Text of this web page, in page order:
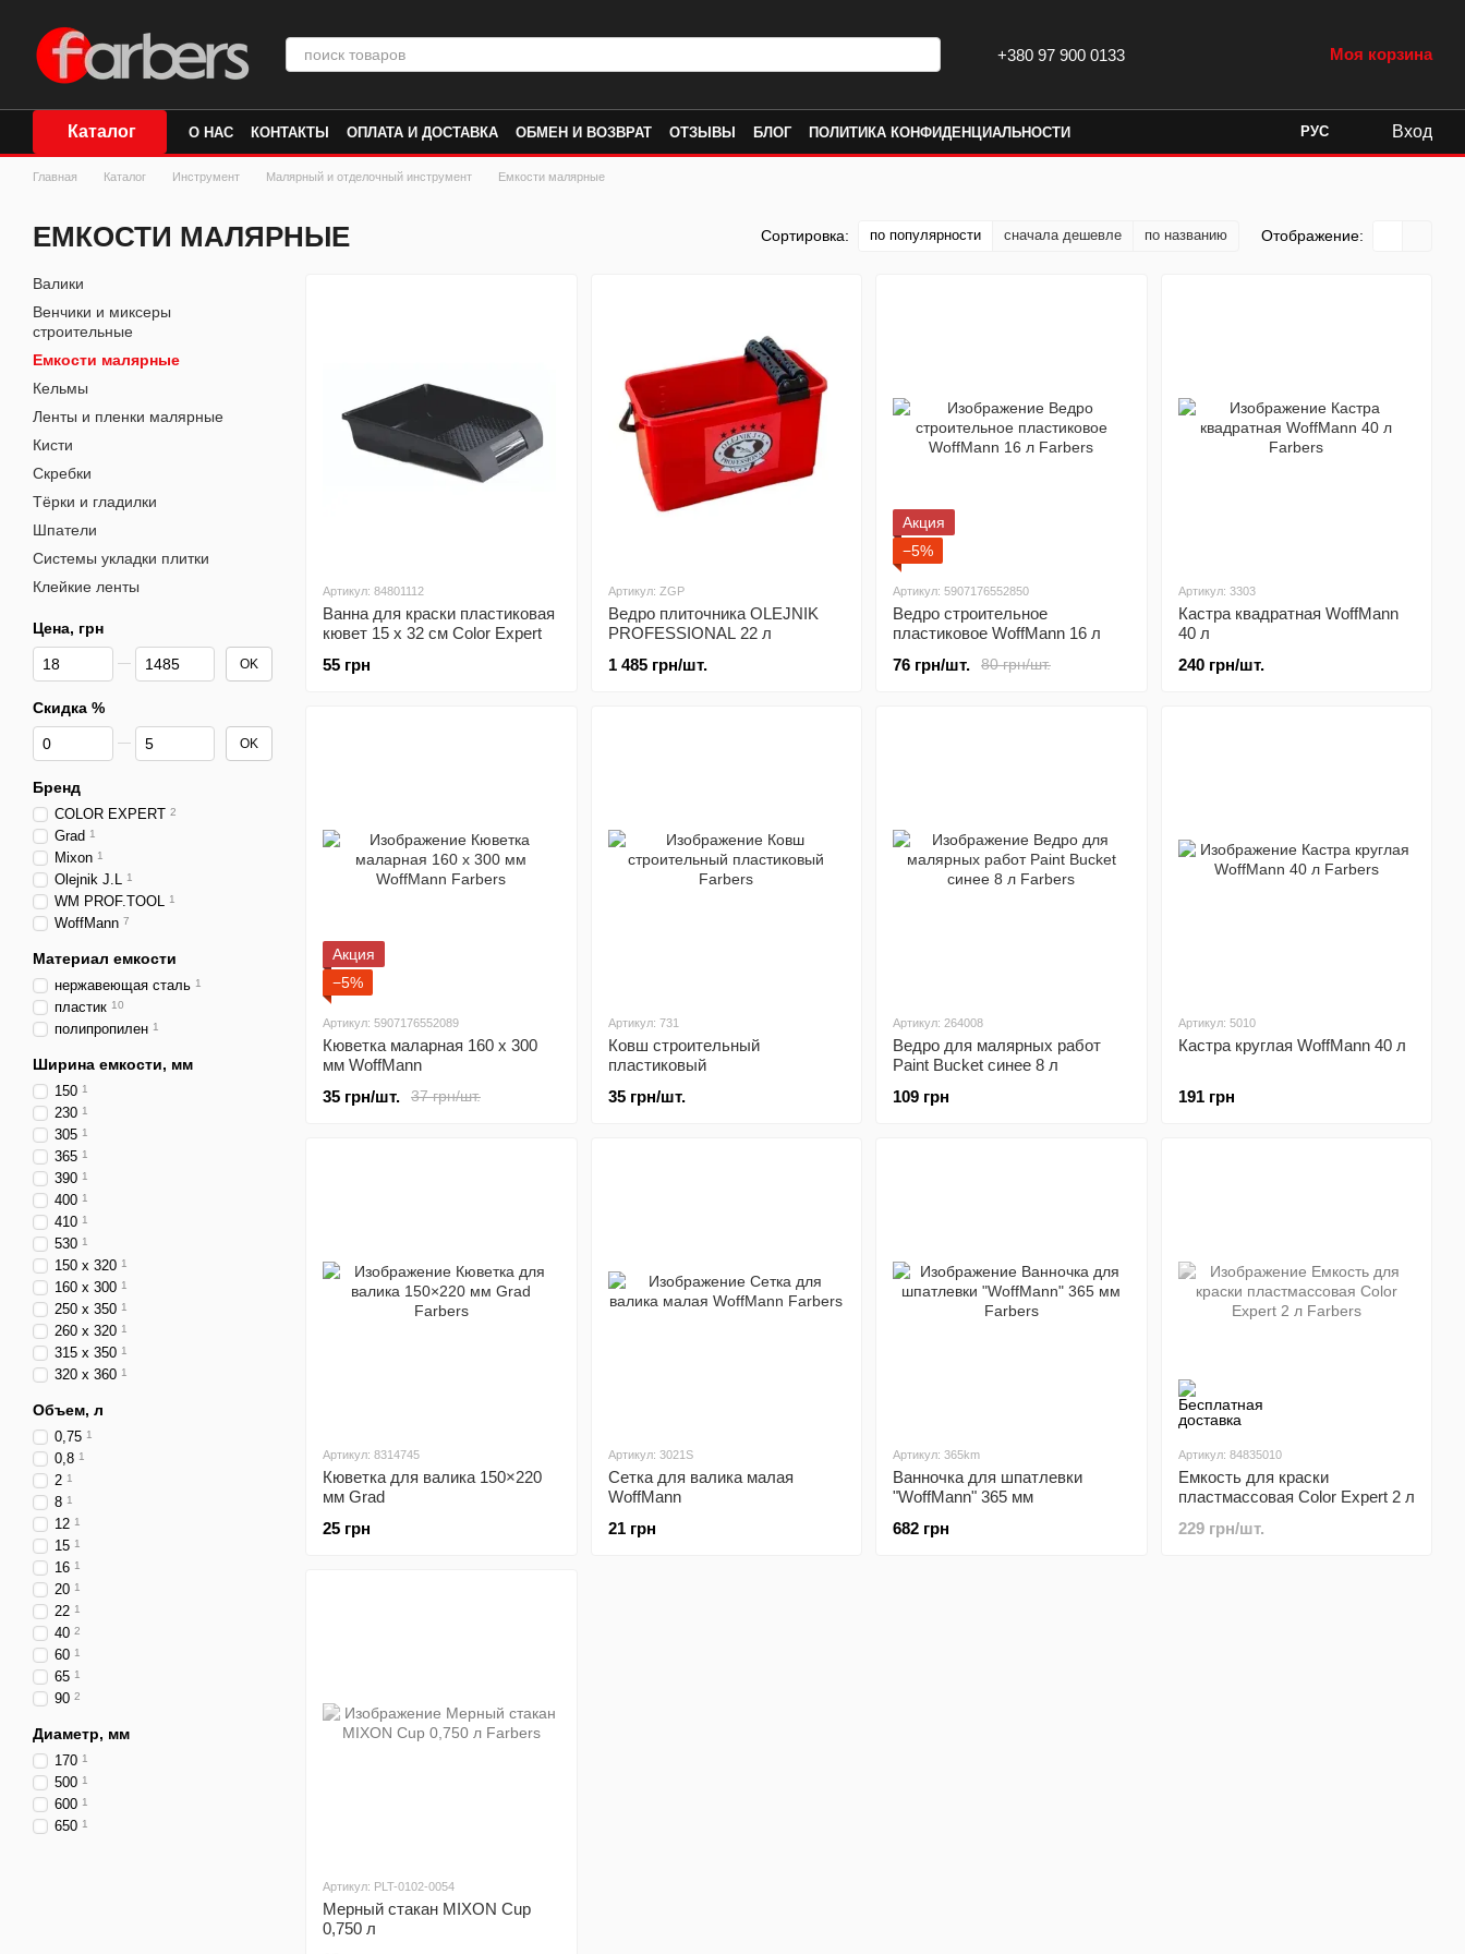
+380 97 900 0133 Моя корзина
Каталог О НАС КОНТАКТЫ ОПЛАТА И ДОСТАВКА ОБМЕН И ВОЗВРАТ ОТЗЫВЫ БЛОГ ПОЛИТИКА КОНФИДЕНЦИАЛЬНОСТИ РУС Вход
Главная Каталог Инструмент Малярный и отделочный инструмент Емкости малярные
ЕМКОСТИ МАЛЯРНЫЕ Сортировка: по популярности сначала дешевле по названию Отображение:
Артикул: 84801112
Ванна для краски пластиковая
кювет 15 х 32 см Color Expert
55 грн
Артикул: ZGP
Ведро плиточника OLEJNIK
PROFESSIONAL 22 л
1 485 грн/шт.
Акция
−5%
Артикул: 5907176552850
Ведро строительное
пластиковое WoffMann 16 л
80 грн/шт.
76 грн/шт.
Артикул: 3303
Кастра квадратная WoffMann
40 л
240 грн/шт.
Акция
−5%
Артикул: 5907176552089
Кюветка маларная 160 х 300
мм WoffMann
37 грн/шт.
35 грн/шт.
Артикул: 731
Ковш строительный
пластиковый
35 грн/шт.
Артикул: 264008
Ведро для малярных работ
Paint Bucket синее 8 л
109 грн
Артикул: 5010
Кастра круглая WoffMann 40 л
191 грн
Артикул: 8314745
Кюветка для валика 150×220
мм Grad
25 грн
Артикул: 3021S
Сетка для валика малая
WoffMann
21 грн
Артикул: 365km
Ванночка для шпатлевки
"WoffMann" 365 мм
682 грн
Артикул: 84835010
Емкость для краски
пластмассовая Color Expert 2 л
229 грн/шт.
Артикул: PLT-0102-0054
Мерный стакан MIXON Cup
0,750 л
Валики
Венчики и миксеры
строительные
Емкости малярные
Кельмы
Ленты и пленки малярные
Кисти
Скребки
Тёрки и гладилки
Шпатели
Системы укладки плитки
Клейкие ленты
Цена, грн
От Цена, грн
До Цена, грн OK
Скидка %
От Скидка %
До Скидка % OK
Бренд
COLOR EXPERT 2
Grad 1
Mixon 1
Olejnik J.L 1
WM PROF.TOOL 1
WoffMann 7
Материал емкости
нержавеющая сталь 1
пластик 10
полипропилен 1
Ширина емкости, мм
150 1
230 1
305 1
365 1
390 1
400 1
410 1
530 1
150 х 320 1
160 х 300 1
250 х 350 1
260 х 320 1
315 х 350 1
320 х 360 1
Объем, л
0,75 1
0,8 1
2 1
8 1
12 1
15 1
16 1
20 1
22 1
40 2
60 1
65 1
90 2
Диаметр, мм
170 1
500 1
600 1
650 1